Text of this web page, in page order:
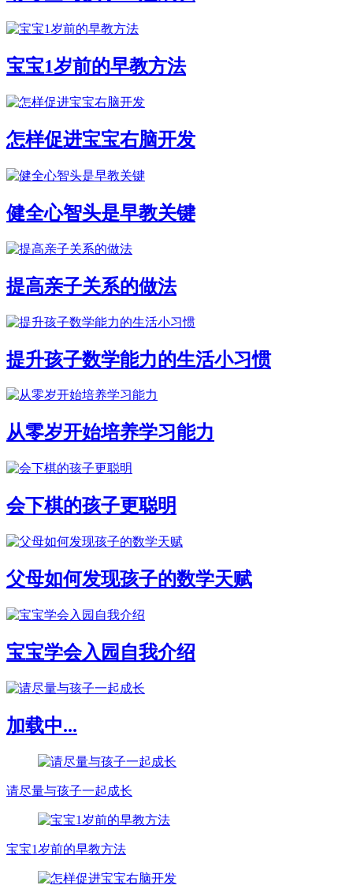
宝宝1岁前的早教方法
怎样促进宝宝右脑开发
健全心智头是早教关键
提高亲子关系的做法
提升孩子数学能力的生活小习惯
从零岁开始培养学习能力
会下棋的孩子更聪明
父母如何发现孩子的数学天赋
宝宝学会入园自我介绍
加载中...
请尽量与孩子一起成长
宝宝1岁前的早教方法